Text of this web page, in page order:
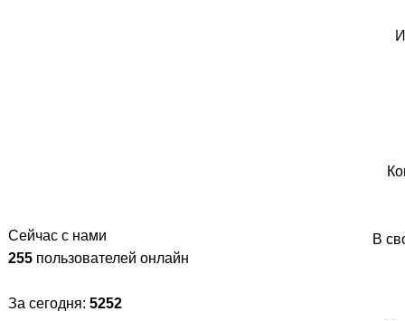
Сейчас с нами
255 пользователей онлайн
За сегодня: 5252
В